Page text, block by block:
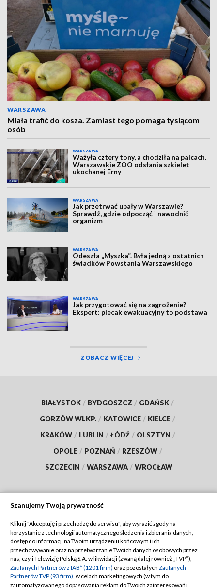
WARSZAWA
Miała trafić do kosza. Zamiast tego pomaga tysiącom
osób
WARSZAWA
Ważyła cztery tony, a chodziła na palcach.
Warszawskie ZOO odsłania szkielet
ukochanej Erny
WARSZAWA
Jak przetrwać upały w Warszawie?
Sprawdź, gdzie odpocząć i nawodnić
organizm
WARSZAWA
Odeszła „Myszka”. Była jedną z ostatnich
świadków Powstania Warszawskiego
WARSZAWA
Jak przygotować się na zagrożenie?
Ekspert: plecak ewakuacyjny to podstawa
ZOBACZ WIĘCEJ
BIAŁYSTOK / BYDGOSZCZ / GDAŃSK /
GORZÓW WLKP. / KATOWICE / KIELCE /
KRAKÓW / LUBLIN / ŁÓDŹ / OLSZTYN /
OPOLE / POZNAŃ / RZESZÓW /
SZCZECIN / WARSZAWA / WROCŁAW
TVP
Abonament TVP
Emisja w TVP
Centrum informacji TVP
Regulamin TVP
Polityka prywatności
Moje zgody
Szanujemy Twoją prywatność
Kliknij "Akceptuję i przechodzę do serwisu", aby wyrazić zgody na
korzystanie z technologii automatycznego śledzenia i zbierania danych,
dostęp do informacji na Twoim urządzeniu końcowym i ich
przechowywanie oraz na przetwarzanie Twoich danych osobowych przez
nas, czyli Telewizję Polską S.A. w likwidacji (zwaną dalej również „TVP”),
Zaufanych Partnerów z IAB* (1201 firm) oraz pozostałych Zaufanych
Partnerów TVP (93 firm), w celach marketingowych (w tym do
zautomatyzowanego dopasowania reklam do Twoich zainteresowań i